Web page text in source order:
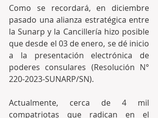
Como se recordará, en diciembre
pasado una alianza estratégica entre
la Sunarp y la Cancillería hizo posible
que desde el 03 de enero, se dé inicio
a la presentación electrónica de
poderes consulares (Resolución N°
220-2023-SUNARP/SN).
Actualmente, cerca de 4 mil
compatriotas que radican en el